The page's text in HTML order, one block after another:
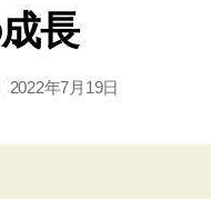
長
2022年7月19日